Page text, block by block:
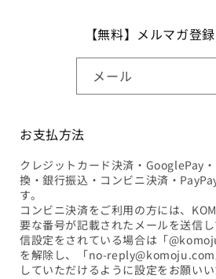
【無料】メルマガ登
メール
お支払方法
クレジットカード決済・GooglePay
換・銀行振込・コンビニ決済・
す。
コンビニ決済をご利用の方には、
要な番号が記載されたメールを送信
信設定をされている場合は「
を解除し、「no-reply@komoju.com
していただけるように設定をお願いい